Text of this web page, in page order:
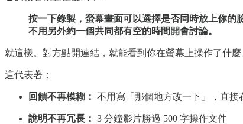
按一下錄製，螢幕畫面可以選擇是否同時放上你的
不用另外約一個共同都有空的時間開會討論。
就這樣。對方點開連結，就能看到你在螢幕上操作了什
這代表著：
回饋不再模糊： 不用寫「那個地方改一下」，直接
說明不再冗長： 3 分鐘影片勝過 500 字操作文件